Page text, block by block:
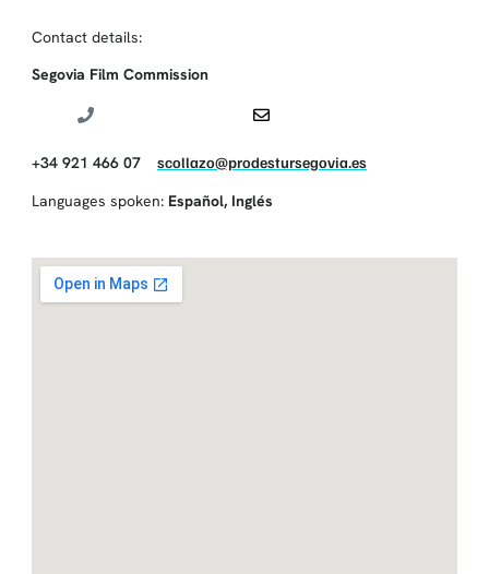
Contact details:
Segovia Film Commission
+34 921 466 07 scollazo@prodestursegovia.es
Languages spoken: Español, Inglés